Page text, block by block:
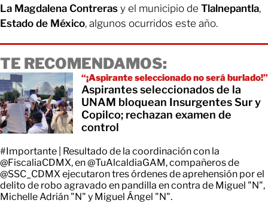
La Magdalena Contreras y el municipio de Tlalnepantla,
Estado de México, algunos ocurridos este año.
TE RECOMENDAMOS:
“¡Aspirante seleccionado no será burlado!”
Aspirantes seleccionados de la
UNAM bloquean Insurgentes Sur y
Copilco; rechazan examen de
control
#Importante | Resultado de la coordinación con la
@FiscaliaCDMX, en@TuAlcaldiaGAM, compañeros de
@SSC_CDMXejecutaron tres órdenes de aprehensión por el
delito de robo agravado en pandilla en contra de Miguel "N",
Michelle Adrián "N" y Miguel Ángel "N".